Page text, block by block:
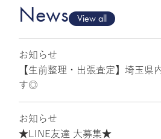
News View all
お知らせ
【生前整理・出張査定】埼玉県
す◎
お知らせ
★LINE友達 大募集★